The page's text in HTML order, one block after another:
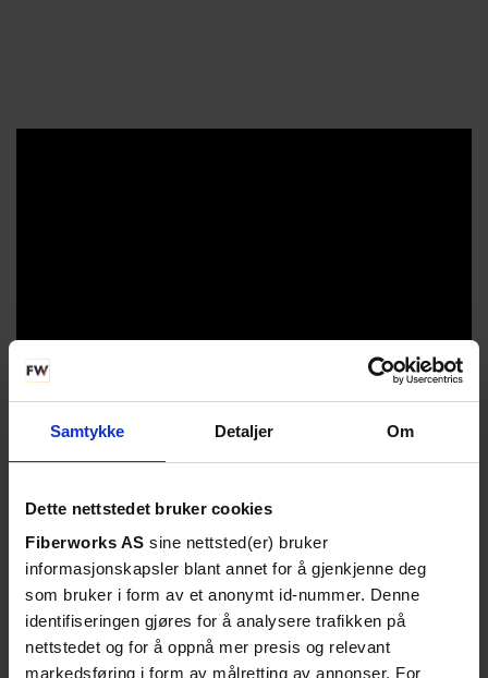
Samtykke Detaljer Om
Dette nettstedet bruker cookies
Fiberworks AS sine nettsted(er) bruker
informasjonskapsler blant annet for å gjenkjenne deg
som bruker i form av et anonymt id-nummer. Denne
identifiseringen gjøres for å analysere trafikken på
nettstedet og for å oppnå mer presis og relevant
markedsføring i form av målretting av annonser. For